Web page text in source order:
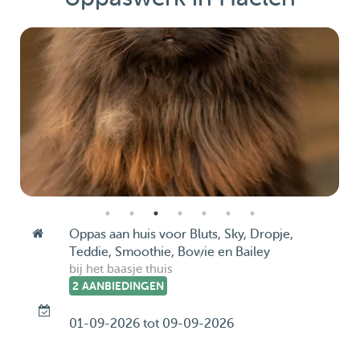
Oppas aan huis voor Bluts, Sky, Dropje,
Teddie, Smoothie, Bowie en Bailey
bij het baasje thuis
2 AANBIEDINGEN
01-09-2026 tot 09-09-2026